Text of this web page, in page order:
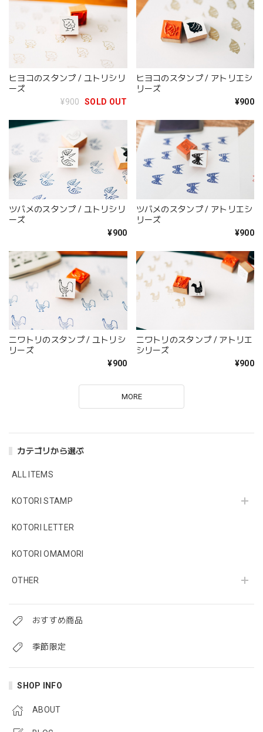
カテゴリから選ぶ
ALL ITEMS
KOTORI STAMP
KOTORI LETTER
KOTORI OMAMORI
OTHER
おすすめ商品
季節限定
SHOP INFO
ABOUT
ヒヨコのスタンプ / ユトリシリ
ーズ
¥900
SOLD OUT
ヒヨコのスタンプ / アトリエシ
リーズ
¥900
ツバメのスタンプ / ユトリシリ
ーズ
¥900
ツバメのスタンプ / アトリエシ
リーズ
¥900
ニワトリのスタンプ / ユトリシ
リーズ
¥900
ニワトリのスタンプ / アトリエ
シリーズ
¥900
MORE